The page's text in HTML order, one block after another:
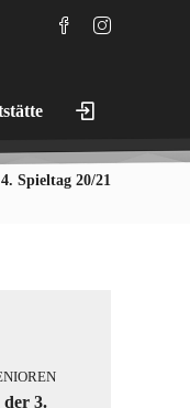
Spieltag 20/21
der 3.